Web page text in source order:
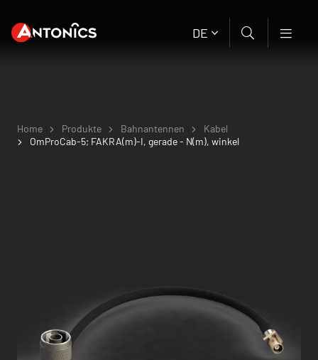
DE
Home Produkte Bahnantennen
Kabel
OmProCab-5; FAKRA(m)-I, gerade - N(m), winkel